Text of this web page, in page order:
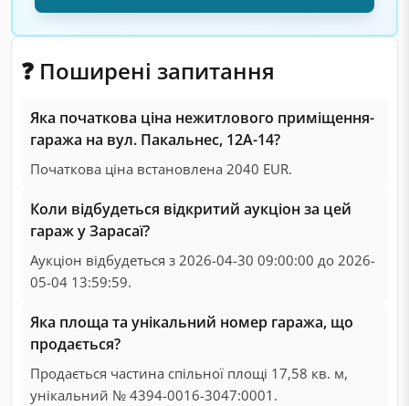
❓ Поширені запитання
Яка початкова ціна нежитлового приміщення-
гаража на вул. Пакальнес, 12А-14?
Початкова ціна встановлена 2040 EUR.
Коли відбудеться відкритий аукціон за цей
гараж у Зарасаї?
Аукціон відбудеться з 2026-04-30 09:00:00 до 2026-
05-04 13:59:59.
Яка площа та унікальний номер гаража, що
продається?
Продається частина спільної площі 17,58 кв. м,
унікальний № 4394-0016-3047:0001.